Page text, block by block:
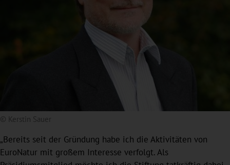
© Kerstin Sauer
„Bereits seit der Gründung habe ich die Aktivitäten von
EuroNatur mit großem Interesse verfolgt. Als